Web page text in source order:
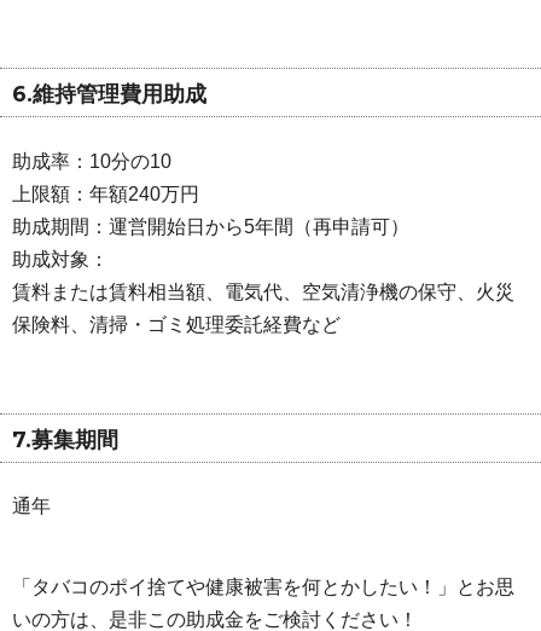
6.維持管理費用助成
助成率：10分の10
上限額：年額240万円
助成期間：運営開始日から5年間（再申請可）
助成対象：
賃料または賃料相当額、電気代、空気清浄機の保守、火災
保険料、清掃・ゴミ処理委託経費など
7.募集期間
通年
「タバコのポイ捨てや健康被害を何とかしたい！」とお思
いの方は、是非この助成金をご検討ください！